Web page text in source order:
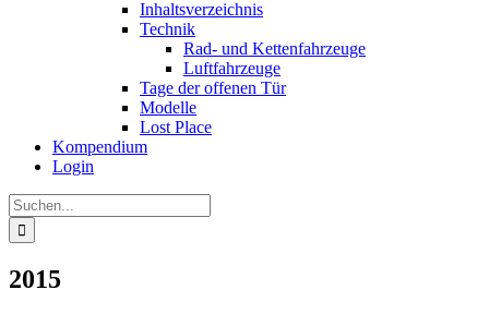
Inhaltsverzeichnis
Technik
Rad- und Kettenfahrzeuge
Luftfahrzeuge
Tage der offenen Tür
Modelle
Lost Place
Kompendium
Login
Suche
nach:
2015